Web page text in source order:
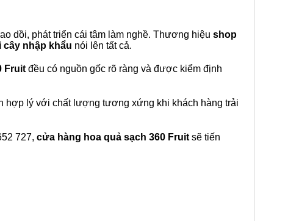
dồi, phát triển cái tâm làm nghề. Thương hiệu shop
cây nhập khẩu nói lên tất cả.
Fruit đều có nguồn gốc rõ ràng và được kiểm định
hợp lý với chất lượng tương xứng khi khách hàng trải
727, cửa hàng hoa quả sạch 360 Fruit sẽ tiến